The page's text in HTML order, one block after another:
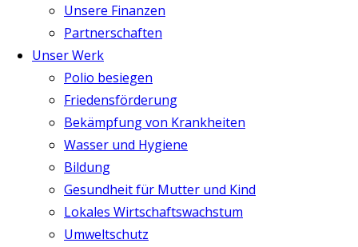
Unsere Finanzen
Partnerschaften
Unser Werk
Polio besiegen
Friedensförderung
Bekämpfung von Krankheiten
Wasser und Hygiene
Bildung
Gesundheit für Mutter und Kind
Lokales Wirtschaftswachstum
Umweltschutz